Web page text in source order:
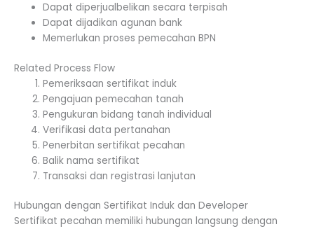
Dapat diperjualbelikan secara terpisah
Dapat dijadikan agunan bank
Memerlukan proses pemecahan BPN
Related Process Flow
Pemeriksaan sertifikat induk
Pengajuan pemecahan tanah
Pengukuran bidang tanah individual
Verifikasi data pertanahan
Penerbitan sertifikat pecahan
Balik nama sertifikat
Transaksi dan registrasi lanjutan
Hubungan dengan Sertifikat Induk dan Developer
Sertifikat pecahan memiliki hubungan langsung dengan